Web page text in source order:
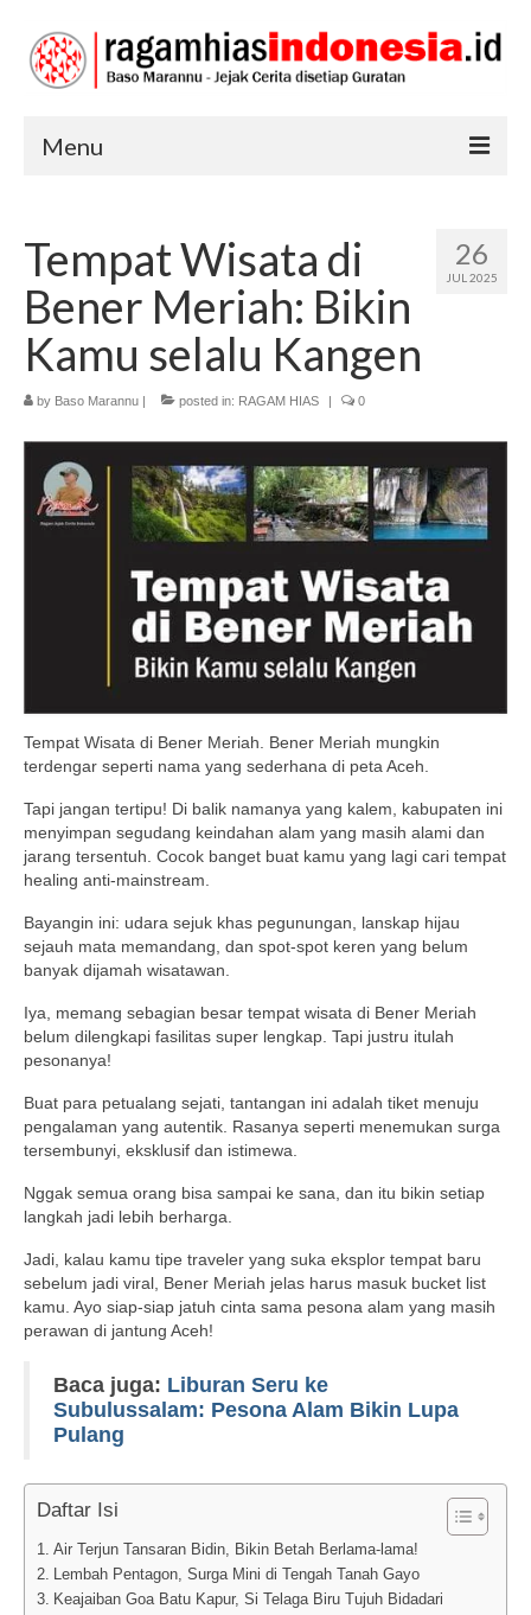
Menu
SENI DAN BUDAYA
TRADISI
26
JUL 2025
Tempat Wisata di
Bener Meriah: Bikin
Kamu selalu Kangen
by Baso Marannu | posted in: RAGAM HIAS | 0
Tempat Wisata di Bener Meriah. Bener Meriah mungkin
terdengar seperti nama yang sederhana di peta Aceh.
Tapi jangan tertipu! Di balik namanya yang kalem, kabupaten ini
menyimpan segudang keindahan alam yang masih alami dan
jarang tersentuh. Cocok banget buat kamu yang lagi cari tempat
healing anti-mainstream.
Bayangin ini: udara sejuk khas pegunungan, lanskap hijau
sejauh mata memandang, dan spot-spot keren yang belum
banyak dijamah wisatawan.
Iya, memang sebagian besar tempat wisata di Bener Meriah
belum dilengkapi fasilitas super lengkap. Tapi justru itulah
pesonanya!
Buat para petualang sejati, tantangan ini adalah tiket menuju
pengalaman yang autentik. Rasanya seperti menemukan surga
tersembunyi, eksklusif dan istimewa.
Nggak semua orang bisa sampai ke sana, dan itu bikin setiap
langkah jadi lebih berharga.
Jadi, kalau kamu tipe traveler yang suka eksplor tempat baru
sebelum jadi viral, Bener Meriah jelas harus masuk bucket list
kamu. Ayo siap-siap jatuh cinta sama pesona alam yang masih
perawan di jantung Aceh!
Baca juga: Liburan Seru ke
Subulussalam: Pesona Alam Bikin Lupa
Pulang
Daftar Isi
Air Terjun Tansaran Bidin, Bikin Betah Berlama-lama!
Lembah Pentagon, Surga Mini di Tengah Tanah Gayo
Keajaiban Goa Batu Kapur, Si Telaga Biru Tujuh Bidadari